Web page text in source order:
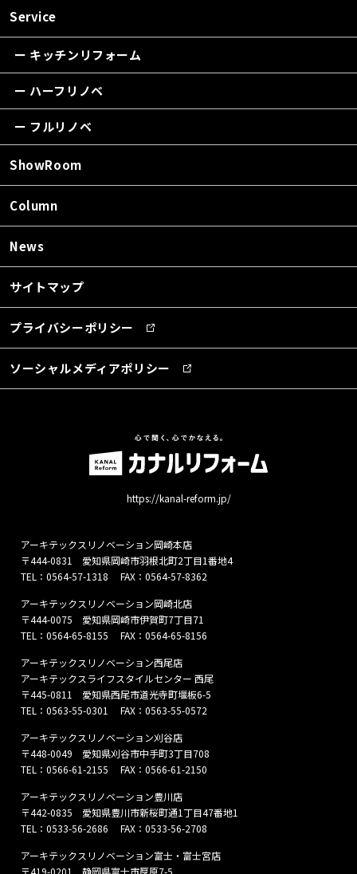
Service
ー キッチンリフォーム
ー ハーフリノベ
ー フルリノベ
ShowRoom
Column
News
サイトマップ
プライバシーポリシー
ソーシャルメディアポリシー
https://kanal-reform.jp/
アーキテックスリノベーション岡崎本店
〒444-0831 愛知県岡崎市羽根北町2丁目1番地4
TEL： 0564-57-1318 FAX：0564-57-8362
アーキテックスリノベーション岡崎北店
〒444-0075 愛知県岡崎市伊賀町7丁目71
TEL： 0564-65-8155 FAX：0564-65-8156
アーキテックスリノベーション西尾店
アーキテックスライフスタイルセンター 西尾
〒445-0811 愛知県西尾市道光寺町堰板6-5
TEL： 0563-55-0301 FAX：0563-55-0572
アーキテックスリノベーション刈谷店
〒448-0049 愛知県刈谷市中手町3丁目708
TEL： 0566-61-2155 FAX：0566-61-2150
アーキテックスリノベーション豊川店
〒442-0835 愛知県豊川市新桜町通1丁目47番地1
TEL： 0533-56-2686 FAX：0533-56-2708
アーキテックスリノベーション富士・富士宮店